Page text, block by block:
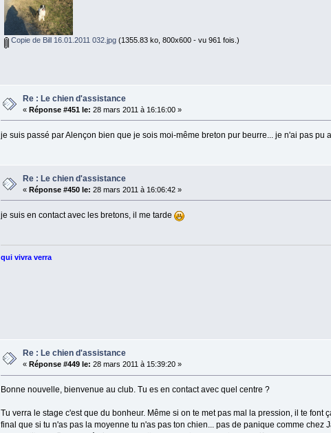
Copie de Bill 16.01.2011 032.jpg(1355.83 ko, 800x600 - vu 961 fois.)
Re : Le chien d'assistance
« Réponse #451 le: 28 mars 2011 à 16:16:00 »
je suis passé par Alençon bien que je sois moi-même breton pur beurre... je n'ai pas pu
Re : Le chien d'assistance
« Réponse #450 le: 28 mars 2011 à 16:06:42 »
je suis en contact avec les bretons, il me tarde
qui vivra verra
Re : Le chien d'assistance
« Réponse #449 le: 28 mars 2011 à 15:39:20 »
Bonne nouvelle, bienvenue au club. Tu es en contact avec quel centre ?
Tu verra le stage c'est que du bonheur. Même si on te met pas mal la pression, il te font
final que si tu n'as pas la moyenne tu n'as pas ton chien... pas de panique comme chez